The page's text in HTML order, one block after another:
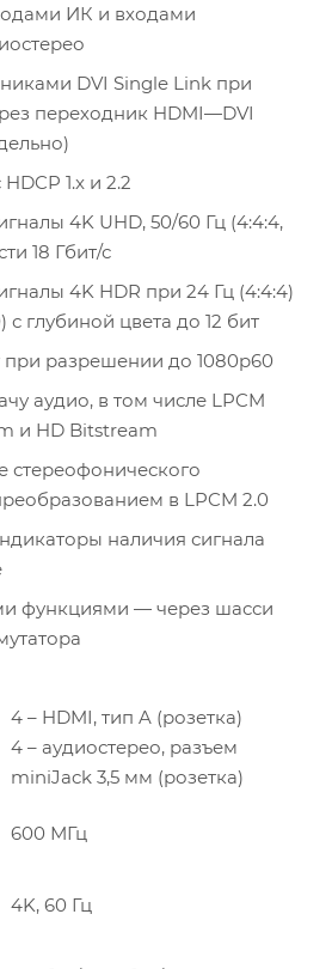
ИК и входами
DVI Single Link при
переходник HDMI—DVI
1.x и 2.2
4K UHD, 50/60 Гц (4:4:4,
18 Гбит/с
4K HDR при 24 Гц (4:4:4)
с глубиной цвета до 12 бит
при разрешении до 1080p60
аудио, в том числе LPCM
и HD Bitstream
в LPCM 2.0
наличия сигнала
функциями — через шасси
4 – HDMI, тип A (розетка)
4 – аудиостерео, разъем
miniJack 3,5 мм (розетка)
600 МГц
4K, 60 Гц